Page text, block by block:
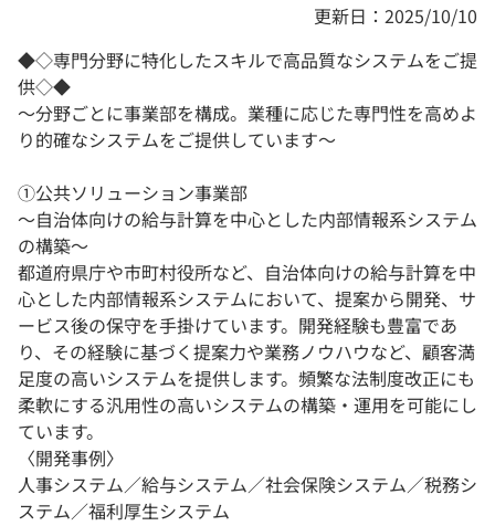
更新日：2025/10/10
◆◇専門分野に特化したスキルで高品質なシステムをご提
供◇◆
〜分野ごとに事業部を構成。業種に応じた専門性を高めよ
り的確なシステムをご提供しています〜
①公共ソリューション事業部
〜自治体向けの給与計算を中心とした内部情報系システム
の構築〜
都道府県庁や市町村役所など、自治体向けの給与計算を中
心とした内部情報系システムにおいて、提案から開発、サ
ービス後の保守を手掛けています。開発経験も豊富であ
り、その経験に基づく提案力や業務ノウハウなど、顧客満
足度の高いシステムを提供します。頻繁な法制度改正にも
柔軟にする汎用性の高いシステムの構築・運用を可能にし
ています。
〈開発事例〉
人事システム／給与システム／社会保険システム／税務シ
ステム／福利厚生システム